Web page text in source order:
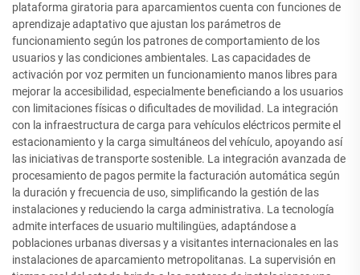
plataforma giratoria para aparcamientos cuenta con funciones de
aprendizaje adaptativo que ajustan los parámetros de
funcionamiento según los patrones de comportamiento de los
usuarios y las condiciones ambientales. Las capacidades de
activación por voz permiten un funcionamiento manos libres para
mejorar la accesibilidad, especialmente beneficiando a los usuarios
con limitaciones físicas o dificultades de movilidad. La integración
con la infraestructura de carga para vehículos eléctricos permite el
estacionamiento y la carga simultáneos del vehículo, apoyando así
las iniciativas de transporte sostenible. La integración avanzada de
procesamiento de pagos permite la facturación automática según
la duración y frecuencia de uso, simplificando la gestión de las
instalaciones y reduciendo la carga administrativa. La tecnología
admite interfaces de usuario multilingües, adaptándose a
poblaciones urbanas diversas y a visitantes internacionales en las
instalaciones de aparcamiento metropolitanas. La supervisión en